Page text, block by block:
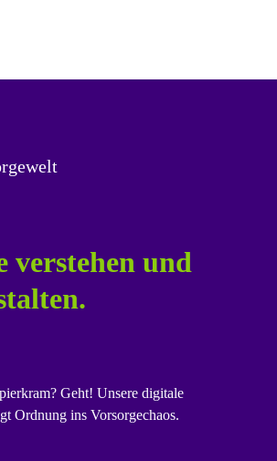
verstehen und
Geht! Unsere digitale
Ordnung ins Vorsorgechaos.